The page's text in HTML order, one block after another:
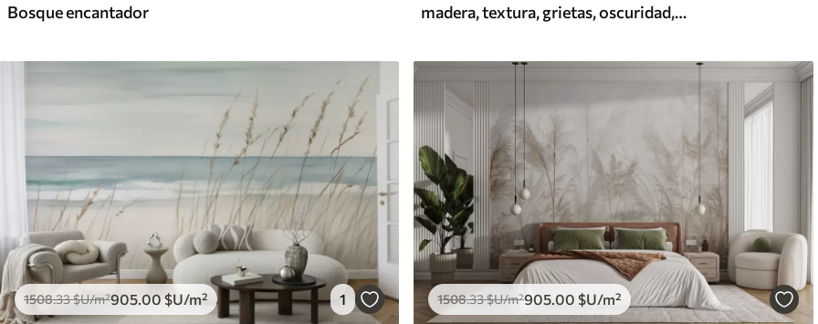
Bosque encantador madera, textura, grietas, oscuridad, corteza, superficie
1508.33$U/m²905.00$U/m² 1 1508.33$U/m²905.00 $U/m²